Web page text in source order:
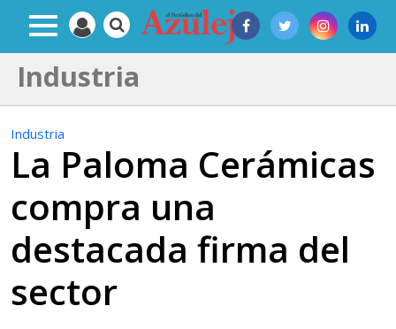
Industria
Industria
La Paloma Cerámicas
compra una
destacada firma del
sector